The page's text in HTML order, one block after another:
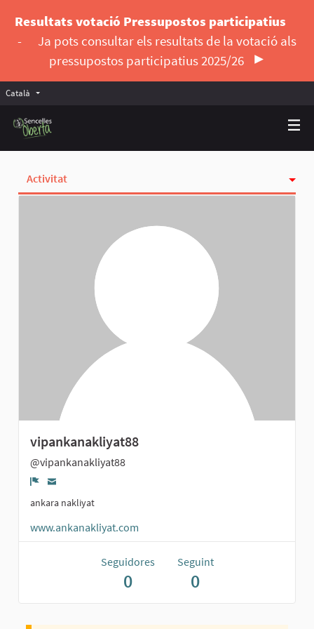
Resultats votació Pressupostos participatius
-
Ja pots consultar els resultats de la votació als
pressupostos participatius 2025/26
Català Triar la llengua
Activitat
vipankanakliyat88
@vipankanakliyat88
Denúncia
ankara nakliyat
www.ankanakliyat.com
Seguidores
0
Seguint
0